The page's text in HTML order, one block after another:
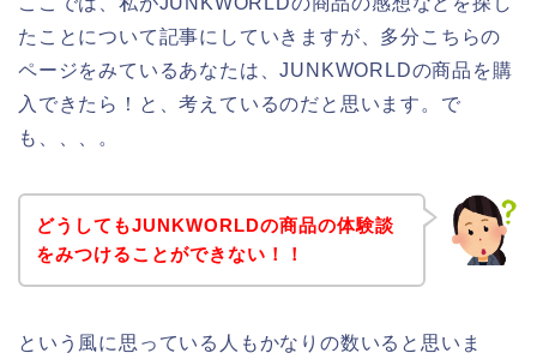
たことについて記事にしていきますが、多分こちらの
ページをみているあなたは、JUNKWORLDの商品を購
入できたら！と、考えているのだと思います。で
も、、、。
どうしてもJUNKWORLDの商品の体験談
をみつけることができない！！
という風に思っている人もかなりの数いると思いま